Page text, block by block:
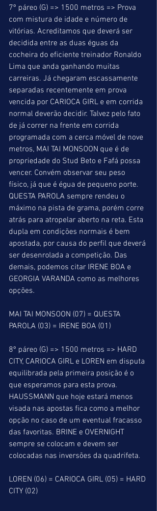
7º páreo (G) => 1500 metros => Prova
com mistura de idade e número de
vitórias. Acreditamos que deverá ser
decidida entre as duas éguas da
cocheira do eficiente treinador Ronaldo
Lima que anda ganhando muitas
carreiras. Já chegaram escassamente
separadas recentemente em prova
vencida por CARIOCA GIRL e em corrida
normal deverão decidir. Talvez pelo fato
de já correr na frente em corrida
programada com a cerca móvel de nove
metros, MAI TAI MONSOON que é de
propriedade do Stud Beto e Fafá possa
vencer. Convém observar seu peso
físico, já que é égua de pequeno porte.
QUESTA PAROLA sempre rendeu o
máximo na pista de grama, porém corre
atrás para atropelar aberto na reta. Esta
dupla em condições normais é bem
apostada, por causa do perfil que deverá
ser desenrolada a competição. Das
demais, podemos citar IRENE BOA e
GEORGIA VARANDA como as melhores
opções.
MAI TAI MONSOON (07) = QUESTA
PAROLA (03) = IRENE BOA (01)
8º páreo (G) => 1500 metros => HARD
CITY, CARIOCA GIRL e LOREN em disputa
equilibrada pela primeira posição é o
que esperamos para esta prova.
HAUSSMANN que hoje estará menos
visada nas apostas fica como a melhor
opção no caso de um eventual fracasso
das favoritas. BRINE e OVERNIGHT
sempre se colocam e devem ser
colocadas nas inversões da quadrifeta.
LOREN (06) = CARIOCA GIRL (05) = HARD
CITY (02)